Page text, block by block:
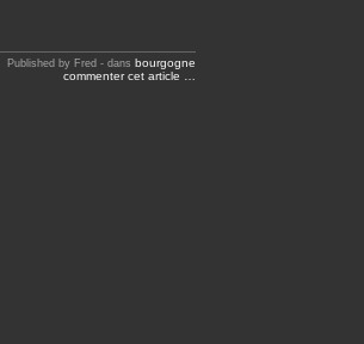
Published by Fred -dans bourgogne
commenter cet article